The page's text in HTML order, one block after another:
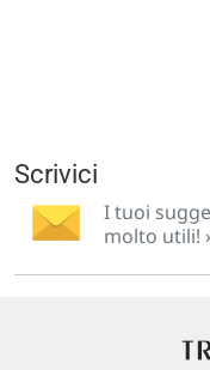
Scrivici
I tuoi
molto utili!